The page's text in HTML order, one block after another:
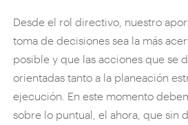
Desde el rol directivo, nuestro
toma de decisiones sea la más
posible y que las acciones que se
orientadas tanto a la planeación
ejecución. En este momento
sobre lo puntual, el ahora, que sin